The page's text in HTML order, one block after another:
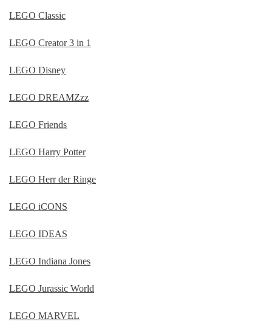
LEGO Classic
LEGO Creator 3 in 1
LEGO Disney
LEGO DREAMZzz
LEGO Friends
LEGO Harry Potter
LEGO Herr der Ringe
LEGO iCONS
LEGO IDEAS
LEGO Indiana Jones
LEGO Jurassic World
LEGO MARVEL